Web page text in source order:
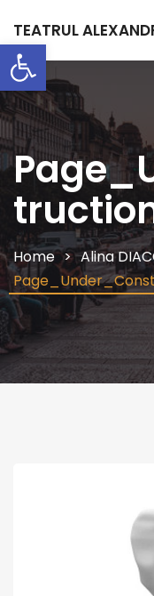
Deschide
TEATRUL
Home
Alina